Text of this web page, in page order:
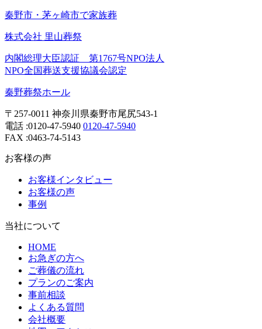
秦野市・茅ヶ崎市で家族葬
株式会社 里山葬祭
内閣総理大臣認証 第1767号NPO法人
NPO全国葬送支援協議会認定
秦野葬祭ホール
〒257-0011 神奈川県秦野市尾尻543-1
電話 :0120-47-5940 0120-47-5940
FAX :0463-74-5143
お客様の声
お客様インタビュー
お客様の声
事例
当社について
HOME
お急ぎの方へ
ご葬儀の流れ
プランのご案内
事前相談
よくある質問
会社概要